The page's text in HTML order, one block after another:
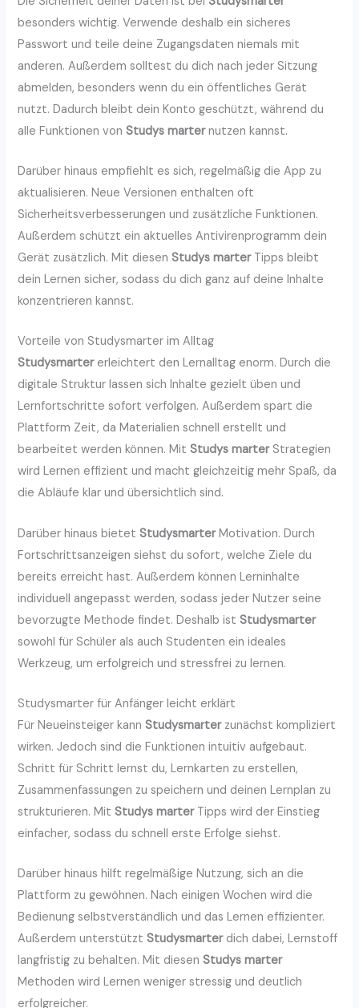
besonders wichtig. Verwende deshalb ein sicheres
Passwort und teile deine Zugangsdaten niemals mit
anderen. Außerdem solltest du dich nach jeder Sitzung
abmelden, besonders wenn du ein öffentliches Gerät
nutzt. Dadurch bleibt dein Konto geschützt, während du
alle Funktionen von Studys marternutzen kannst.
Darüber hinaus empfiehlt es sich, regelmäßig die App zu
aktualisieren. Neue Versionen enthalten oft
Sicherheitsverbesserungen und zusätzliche Funktionen.
Außerdem schützt ein aktuelles Antivirenprogramm dein
Gerät zusätzlich. Mit diesen Studys marterTipps bleibt
dein Lernen sicher, sodass du dich ganz auf deine Inhalte
konzentrieren kannst.
Vorteile von Studysmarter im Alltag
Studysmartererleichtert den Lernalltag enorm. Durch die
digitale Struktur lassen sich Inhalte gezielt üben und
Lernfortschritte sofort verfolgen. Außerdem spart die
Plattform Zeit, da Materialien schnell erstellt und
bearbeitet werden können. Mit Studys marterStrategien
wird Lernen effizient und macht gleichzeitig mehr Spaß, da
die Abläufe klar und übersichtlich sind.
Darüber hinaus bietet StudysmarterMotivation. Durch
Fortschrittsanzeigen siehst du sofort, welche Ziele du
bereits erreicht hast. Außerdem können Lerninhalte
individuell angepasst werden, sodass jeder Nutzer seine
bevorzugte Methode findet. Deshalb ist Studysmarter
sowohl für Schüler als auch Studenten ein ideales
Werkzeug, um erfolgreich und stressfrei zu lernen.
Studysmarter für Anfänger leicht erklärt
Für Neueinsteiger kann Studysmarterzunächst kompliziert
wirken. Jedoch sind die Funktionen intuitiv aufgebaut.
Schritt für Schritt lernst du, Lernkarten zu erstellen,
Zusammenfassungen zu speichern und deinen Lernplan zu
strukturieren. Mit Studys marterTipps wird der Einstieg
einfacher, sodass du schnell erste Erfolge siehst.
Darüber hinaus hilft regelmäßige Nutzung, sich an die
Plattform zu gewöhnen. Nach einigen Wochen wird die
Bedienung selbstverständlich und das Lernen effizienter.
Außerdem unterstützt Studysmarterdich dabei, Lernstoff
langfristig zu behalten. Mit diesen Studys marter
Methoden wird Lernen weniger stressig und deutlich
erfolgreicher.